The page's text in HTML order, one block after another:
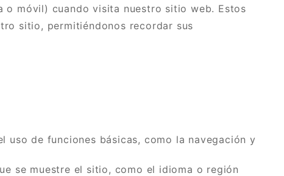
o móvil) cuando visita nuestro sitio web. Estos
sitio, permitiéndonos recordar sus
uso de funciones básicas, como la navegación y
se muestre el sitio, como el idioma o región